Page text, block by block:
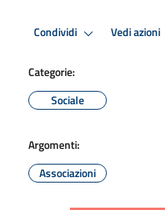
Condividi Vedi azioni
Categorie:
Sociale
Argomenti:
Associazioni